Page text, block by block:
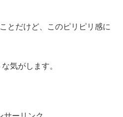
とだけど、このピリピリ感に
気がします。